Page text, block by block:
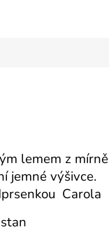
lemem z
jemné výšivce.
Carola